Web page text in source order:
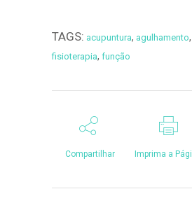
TAGS: acupuntura, agulhamento,
fisioterapia, função
Compartilhar Imprima a